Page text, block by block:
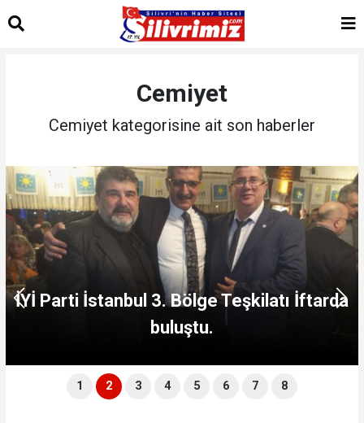
Cemiyet
Cemiyet kategorisine ait son haberler
İYİ Parti İstanbul 3. Bölge Teşkilatı İftarda
buluştu.
1 2 3 4 5 6 7 8